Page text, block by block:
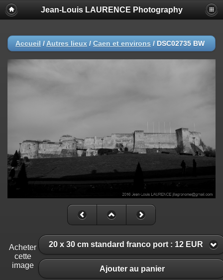
Jean-Louis LAURENCE Photography
Accueil / Autres lieux / Caen et environs / DSC02735 BW
Acheter
cette
image
20 x 30 cm standard franco port : 12 EUR
Ajouter au panier